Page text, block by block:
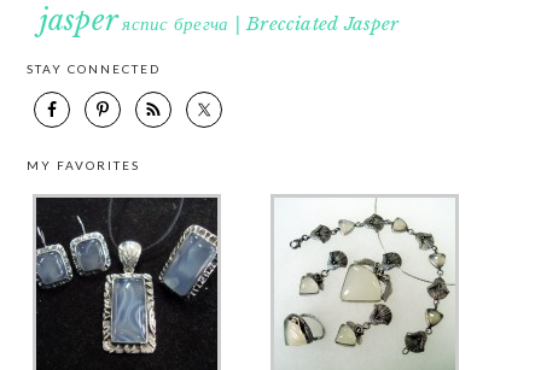
jasperяспис брегча | Brecciated Jasper
STAY CONNECTED
MY FAVORITES